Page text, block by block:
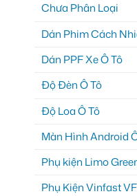
Chưa Phân Loại
Dán Phim Cách
Dán PPF Xe Ô Tô
Độ Đèn Ô Tô
Độ Loa Ô Tô
Màn Hình Android
Phụ kiện Limo
Phụ Kiện Vinfast